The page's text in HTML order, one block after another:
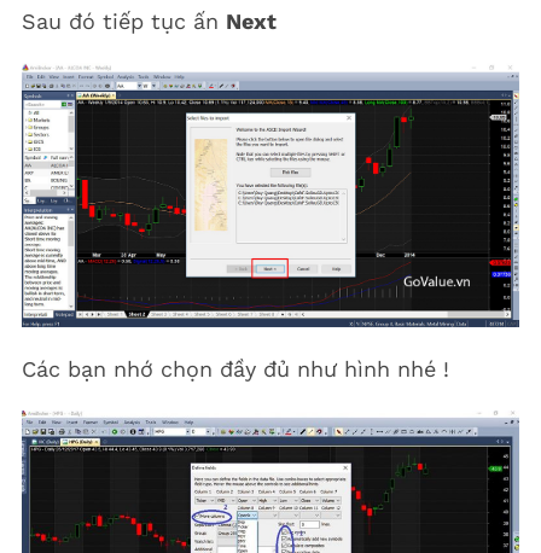
Sau đó tiếp tục ấn Next
Các bạn nhớ chọn đầy đủ như hình nhé !